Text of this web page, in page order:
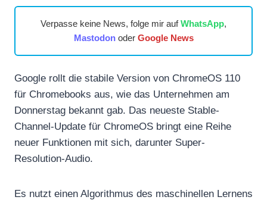
Verpasse keine News, folge mir aufWhatsApp,
Mastodonoder Google News
Google rollt die stabile Version von ChromeOS 110
für Chromebooks aus, wie das Unternehmen am
Donnerstag bekannt gab. Das neueste Stable-
Channel-Update für ChromeOS bringt eine Reihe
neuer Funktionen mit sich, darunter Super-
Resolution-Audio.
Es nutzt einen Algorithmus des maschinellen Lernens